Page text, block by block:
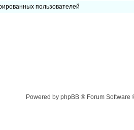
пользователей
Powered by phpBB ® Forum Software